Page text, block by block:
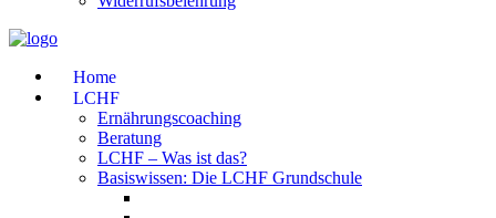
Home
LCHF
Ernährungscoaching
Beratung
LCHF – Was ist das?
Basiswissen: Die LCHF Grundschule